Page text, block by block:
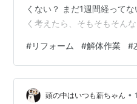
くない？ まだ1週間経って
く考えたら、そもそもそん
なかった。 「左官工事の件
ば、設計さんから説明受け
体してみないと分からない
ね、って言われてたやつ。
#リフォーム #解体作業 #
頭の中はいつも薪ちゃん •